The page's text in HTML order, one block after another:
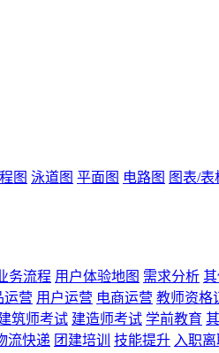
图 泳道图 平面图 电路图 图表/表
务流程 用户体验地图 需求分析
运营 用户运营 电商运营 教师资格
筑师考试 建造师考试 学前教育
流快递 团建培训 技能提升 入职离